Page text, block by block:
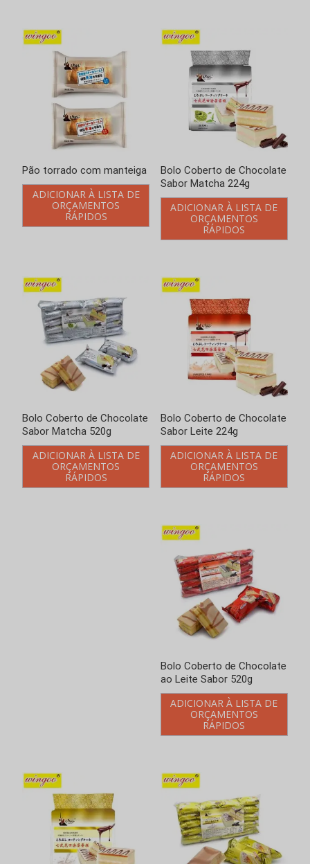
Pão torrado com manteiga
ADICIONAR À LISTA DE
ORÇAMENTOS
RÁPIDOS
Bolo Coberto de Chocolate
Sabor Matcha 224g
ADICIONAR À LISTA DE
ORÇAMENTOS
RÁPIDOS
Bolo Coberto de Chocolate
Sabor Matcha 520g
ADICIONAR À LISTA DE
ORÇAMENTOS
RÁPIDOS
Bolo Coberto de Chocolate
Sabor Leite 224g
ADICIONAR À LISTA DE
ORÇAMENTOS
RÁPIDOS
Bolo Coberto de Chocolate
Sabor Iogurte 224g
ADICIONAR À LISTA DE
ORÇAMENTOS
RÁPIDOS